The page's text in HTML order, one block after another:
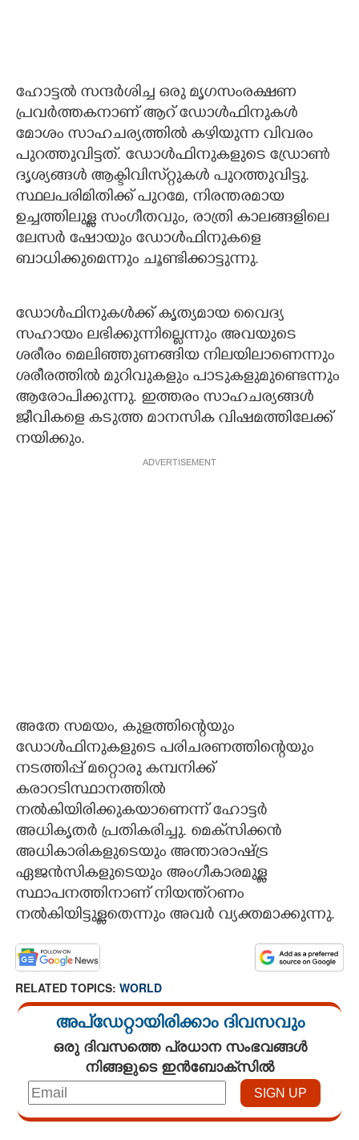
ഹോട്ടൽ സന്ദർശിച്ച ഒരു മൃഗസംരക്ഷണ
പ്രവർത്തകനാണ് ആറ് ഡോൾഫിനുകൾ
മോശം സാഹചര്യത്തിൽ കഴിയുന്ന വിവരം
പുറത്തുവിട്ടത്. ഡോൾഫിനുകളുടെ ഡ്രോൺ
ദൃശ്യങ്ങൾ ആക്ടിവിസ്​റ്റുകൾ പുറത്തുവിട്ടു.
സ്ഥലപരിമിതിക്ക് പുറമേ, നിരന്തരമായ
ഉച്ചത്തിലുള്ള സംഗീതവും, രാത്രി കാലങ്ങളിലെ
ലേസർ ഷോയും ഡോൾഫിനുകളെ
ബാധിക്കുമെന്നും ചൂണ്ടിക്കാട്ടുന്നു.
ഡോൾഫിനുകൾക്ക് കൃത്യമായ വൈദ്യ
സഹായം ലഭിക്കുന്നില്ലെന്നും അവയുടെ
ശരീരം മെലിഞ്ഞുണങ്ങിയ നിലയിലാണെന്നും
ശരീരത്തിൽ മുറിവുകളും പാടുകളുമുണ്ടെന്നും
ആരോപിക്കുന്നു. ഇത്തരം സാഹചര്യങ്ങൾ
ജീവികളെ കടുത്ത മാനസിക വിഷമത്തിലേക്ക്
നയിക്കും.
ADVERTISEMENT
അതേ സമയം, കുളത്തിന്റെയും
ഡോൾഫിനുകളുടെ പരിചരണത്തിന്റെയും
നടത്തിപ്പ് മ​റ്റൊരു കമ്പനിക്ക്
കരാറടിസ്ഥാനത്തിൽ
നൽകിയിരിക്കുകയാണെന്ന് ഹോട്ടർ
അധികൃതർ പ്രതികരിച്ചു. മെക്‌സിക്കൻ
അധികാരികളുടെയും അന്താരാഷ്ട്ര
ഏജൻസികളുടെയും അംഗീകാരമുള്ള
സ്ഥാപനത്തിനാണ് നിയന്ത്റണം
നൽകിയിട്ടുള്ളതെന്നും അവർ വ്യക്തമാക്കുന്നു.
RELATED TOPICS: WORLD
അപ്ഡേറ്റായിരിക്കാം ദിവസവും
ഒരു ദിവസത്തെ പ്രധാന സംഭവങ്ങൾ
നിങ്ങളുടെ ഇൻബോക്സിൽ